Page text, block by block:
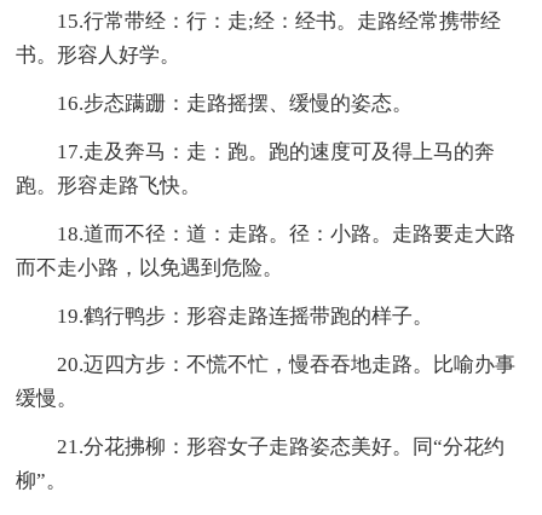
15.行常带经：行：走;经：经书。走路经常携带经
书。形容人好学。
16.步态蹒跚：走路摇摆、缓慢的姿态。
17.走及奔马：走：跑。跑的速度可及得上马的奔
跑。形容走路飞快。
18.道而不径：道：走路。径：小路。走路要走大路
而不走小路，以免遇到危险。
19.鹤行鸭步：形容走路连摇带跑的样子。
20.迈四方步：不慌不忙，慢吞吞地走路。比喻办事
缓慢。
21.分花拂柳：形容女子走路姿态美好。同“分花约
柳”。